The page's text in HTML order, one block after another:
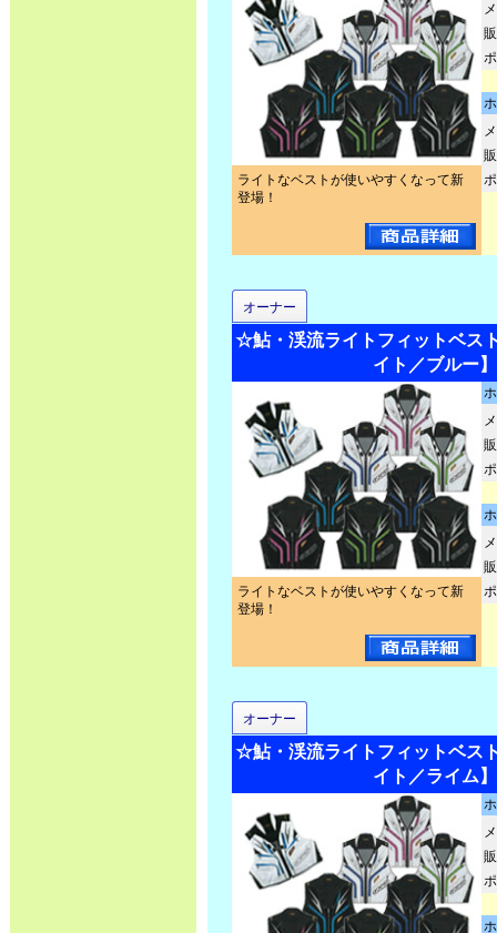
ライトなベストが使いやすくなって新
登場！
オーナー
☆鮎・渓流ライトフィットベス
イト／ブルー】
ライトなベストが使いやすくなって新
登場！
オーナー
☆鮎・渓流ライトフィットベス
イト／ライム】